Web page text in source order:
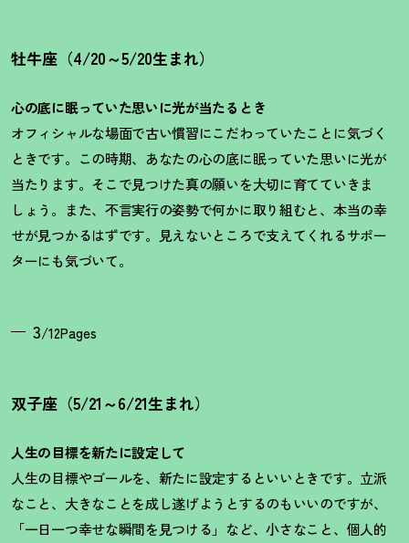
牡牛座（4/20～5/20生まれ）
心の底に眠っていた思いに光が当たるとき
オフィシャルな場面で古い慣習にこだわっていたことに気づく
ときです。この時期、あなたの心の底に眠っていた思いに光が
当たります。そこで見つけた真の願いを大切に育てていきま
しょう。また、不言実行の姿勢で何かに取り組むと、本当の幸
せが見つかるはずです。見えないところで支えてくれるサポー
ターにも気づいて。
3/12Pages
双子座（5/21～6/21生まれ）
人生の目標を新たに設定して
人生の目標やゴールを、新たに設定するといいときです。立派
なこと、大きなことを成し遂げようとするのもいいのですが、
「一日一つ幸せな瞬間を見つける」など、小さなこと、個人的